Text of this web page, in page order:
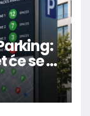
će se u